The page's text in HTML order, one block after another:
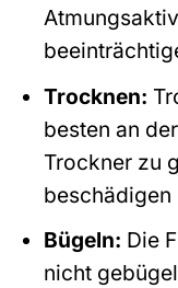
Trocknen:
besten an
Trockner zu
beschädigen
Bügeln: Die
nicht